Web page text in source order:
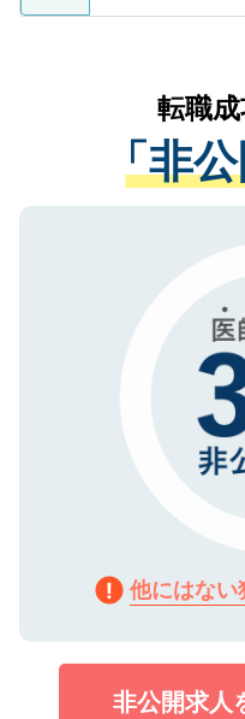
ているすべての
は、個人情報
管理基準を満
る、プライバ
で、機密保持
かがいして、
経験をまじえ
させていただ
ない方には、
ので、まずはご
転職
「非
他にはない
非公開求人